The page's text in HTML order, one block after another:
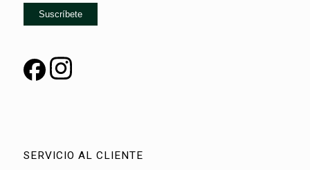
SERVICIO AL CLIENTE